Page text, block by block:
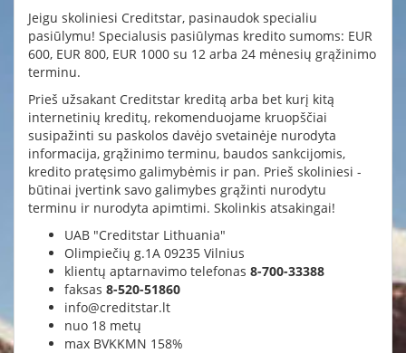
Jeigu skoliniesi Creditstar, pasinaudok specialiu
pasiūlymu! Specialusis pasiūlymas kredito sumoms: EUR
600, EUR 800, EUR 1000 su 12 arba 24 mėnesių grąžinimo
terminu.
Prieš užsakant Creditstar kreditą arba bet kurį kitą
internetinių kreditų, rekomenduojame kruopščiai
susipažinti su paskolos davėjo svetainėje nurodyta
informacija, grąžinimo terminu, baudos sankcijomis,
kredito pratęsimo galimybėmis ir pan. Prieš skoliniesi -
būtinai įvertink savo galimybes grąžinti nurodytu
terminu ir nurodyta apimtimi. Skolinkis atsakingai!
UAB "Creditstar Lithuania"
Olimpiečių g.1A 09235 Vilnius
klientų aptarnavimo telefonas 8-700-33388
faksas 8-520-51860
info@creditstar.lt
nuo 18 metų
max BVKKMN 158%